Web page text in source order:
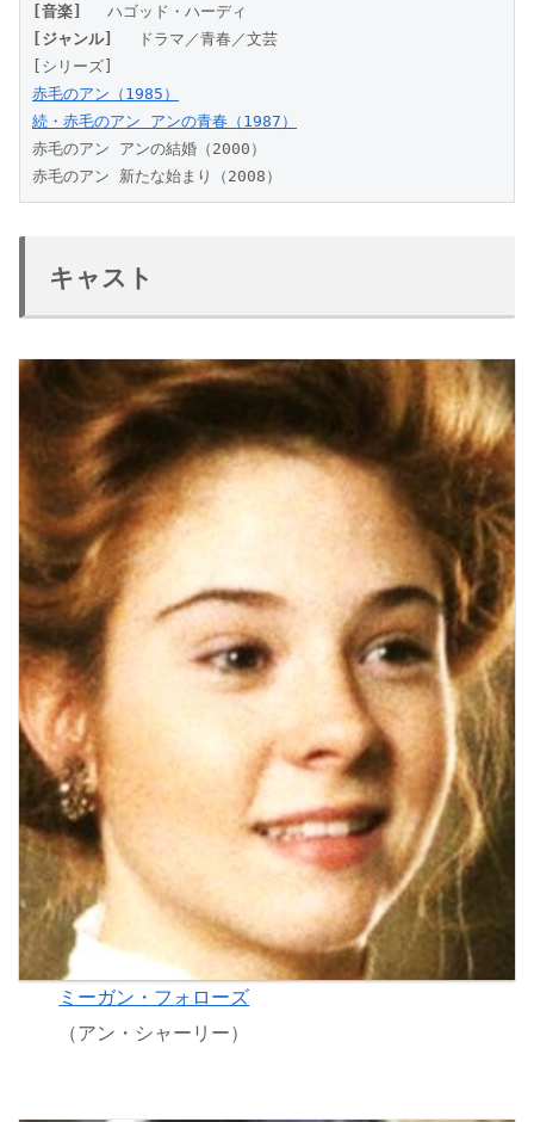
[音楽]
ハゴッド・ハーディ
[ジャンル]
ドラマ／青春／文芸
[シリーズ]
赤毛のアン（1985）
続・赤毛のアン アンの青春（1987）
赤毛のアン アンの結婚（2000）
赤毛のアン 新たな始まり（2008）
キャスト
ミーガン・フォローズ
（アン・シャーリー）